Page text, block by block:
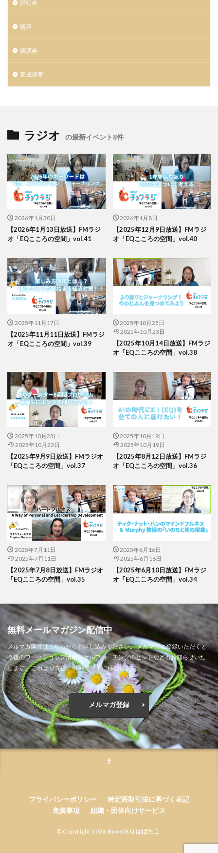
説明会
講座
講演会
養成講座
ラジオ の最新イベント8件
2026年1月30日
【2026年1月13日放送】FMラジ
オ「EQこころの空間」vol.41
2026年1月8日
【2025年12月9日放送】FMラジ
オ「EQこころの空間」vol.40
2025年11月17日
【2025年11月11日放送】FMラジ
オ「EQこころの空間」vol.39
2025年10月25日
2025年10月23日
【2025年10月14日放送】FMラジ
オ「EQこころの空間」vol.38
2025年10月23日
2025年10月23日
【2025年9月9日放送】FMラジオ
「EQこころの空間」vol.37
2025年10月19日
2025年10月19日
【2025年8月12日放送】FMラジ
オ「EQこころの空間」vol.36
2025年7月11日
2025年7月11日
【2025年7月8日放送】FMラジオ
「EQこころの空間」vol.35
2025年6月16日
2025年6月16日
【2025年6月10日放送】FMラジ
オ「EQこころの空間」vol.34
無料メールマガジン配信中
メルマガ購読はこちらからお申し込みください。 メルマガに登録いただくと
今後のワークショップ情報、セルフコーチングのヒントなどもお知らせいた
します。 これより先は、外部サイトに移動します。
メルマガ登録
プライバシーポリシー
特定商取引法に基づく表記
免責事項
組織・団体向けサービス
© Copyright 2026 BoostEQ はばたこ